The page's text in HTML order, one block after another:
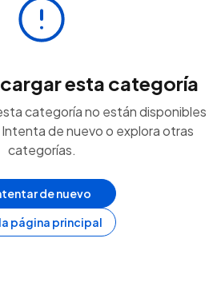
esta categoría
categoría no están disponibles
de nuevo o explora otras
categorías.
de nuevo
la página principal